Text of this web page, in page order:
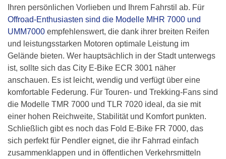
Ihren persönlichen Vorlieben und Ihrem Fahrstil ab. Für
Offroad-Enthusiasten sind die Modelle MHR 7000 und
UMM7000 empfehlenswert, die dank ihrer breiten Reifen
und leistungsstarken Motoren optimale Leistung im
Gelände bieten. Wer hauptsächlich in der Stadt unterwegs
ist, sollte sich das City E-Bike ECR 3001 näher
anschauen. Es ist leicht, wendig und verfügt über eine
komfortable Federung. Für Touren- und Trekking-Fans sind
die Modelle TMR 7000 und TLR 7020 ideal, da sie mit
einer hohen Reichweite, Stabilität und Komfort punkten.
Schließlich gibt es noch das Fold E-Bike FR 7000, das
sich perfekt für Pendler eignet, die ihr Fahrrad einfach
zusammenklappen und in öffentlichen Verkehrsmitteln